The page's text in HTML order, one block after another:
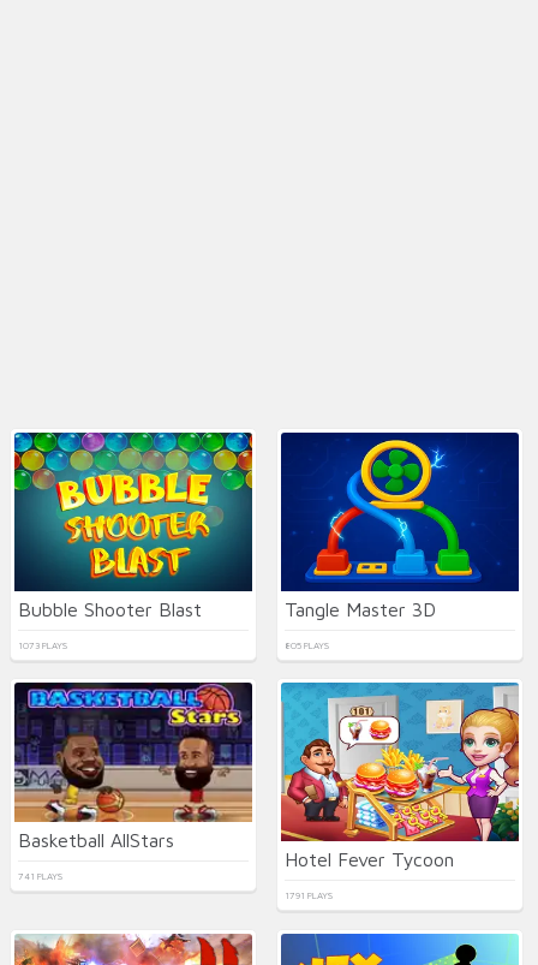
Bubble Shooter Blast
1073 PLAYS
Tangle Master 3D
805 PLAYS
Basketball AllStars
741 PLAYS
Hotel Fever Tycoon
1791 PLAYS